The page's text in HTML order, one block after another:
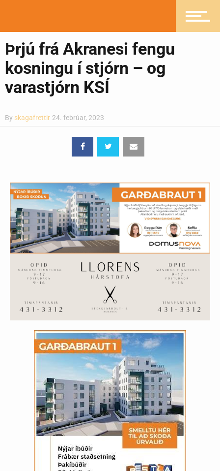
Greinasafn
Ljósmyndasafn
Þrjú frá Akranesi fengu
kosningu í stjórn – og
varastjórn KSÍ
By skagafrettir 24. febrúar, 2023